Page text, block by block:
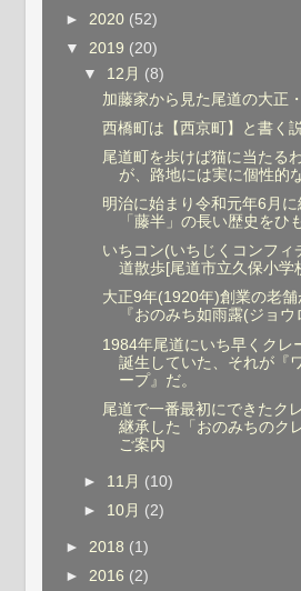
► 2020 (52)
▼ 2019 (20)
▼ 12月 (8)
加藤家から見た尾道の大正
西橋町は【西京町】と書く
尾道町を歩けば猫に当たる
が、路地には実に個性的
明治に始まり令和元年6月
「藤半」の長い歴史をひ
いちコン(いちじくコンフィ
道散歩[尾道市立久保小学
大正9年(1920年)創業の老
『おのみち如雨露(ジョ
1984年尾道にいち早くクレ
誕生していた、それが『
ープ』だ。
尾道で一番最初にできたク
継承した「おのみちのク
ご案内
► 11月 (10)
► 10月 (2)
► 2018 (1)
► 2016 (2)